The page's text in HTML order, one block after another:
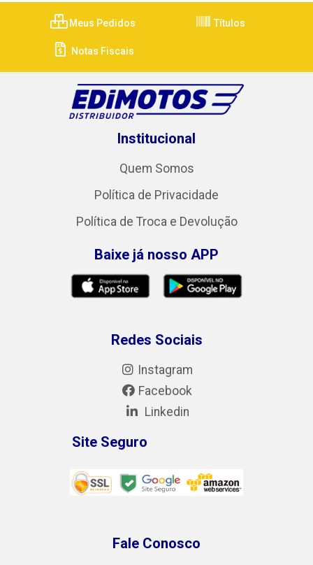
Meus Pedidos Títulos
Notas Fiscais
Institucional
Quem Somos
Política de Privacidade
Política de Troca e Devolução
Baixe já nosso APP
Redes Sociais
Instagram
Facebook
Linkedin
Site Seguro
Fale Conosco